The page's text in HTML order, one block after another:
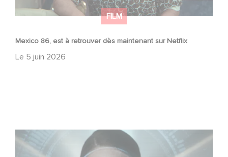
FILM
Mexico 86, est à retrouver dès maintenant sur Netflix
Le 5 juin 2026
La nouvelle production Gaumont USA : « Futuro Desierto